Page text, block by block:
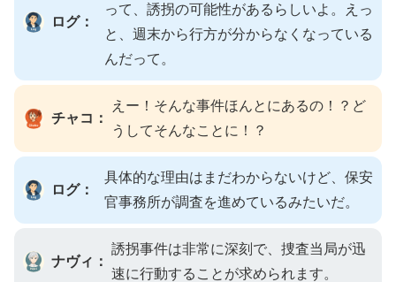
ログ：
って、誘拐の可能性があるらしいよ。えっ
と、週末から行方が分からなくなっている
んだって。
チャコ：
えー！そんな事件ほんとにあるの！？ど
うしてそんなことに！？
ログ：
具体的な理由はまだわからないけど、保安
官事務所が調査を進めているみたいだ。
ナヴィ：
誘拐事件は非常に深刻で、捜査当局が迅
速に行動することが求められます。